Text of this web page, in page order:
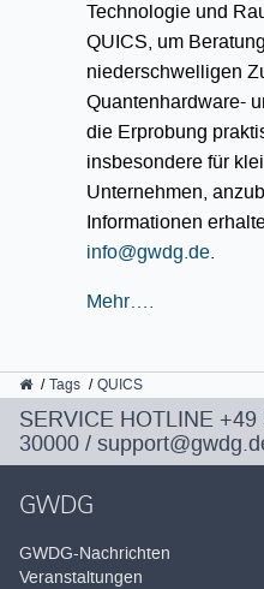
Technologie und
QUICS, um
niederschwelligen
Quantenhardware-
die Erprobung
insbesondere für
Unternehmen,
Informationen
info@gwdg.de
Mehr….
GWDG
Tags QUICS
SERVICE HOTLINE +49
30000 /
GWDG
GWDG-Nachrichten
Veranstaltungen